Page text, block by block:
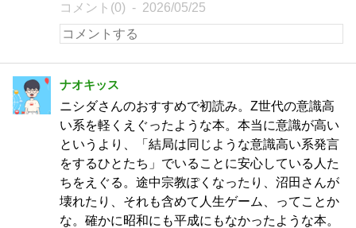
コメント(0) 2026/05/25
ナオキッス
ニシダさんのおすすめで初読み。Z世代の意識高
い系を軽くえぐったような本。本当に意識が高い
というより、「結局は同じような意識高い系発言
をするひとたち」でいることに安心している人た
ちをえぐる。途中宗教ぽくなったり、沼田さんが
壊れたり、それも含めて人生ゲーム、ってことか
な。確かに昭和にも平成にもなかったような本。